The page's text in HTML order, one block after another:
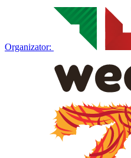
Organizator: